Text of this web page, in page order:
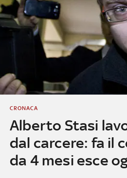
Alberto Stasi
dal carcere: fa il
da 4 mesi esce
CRONACA